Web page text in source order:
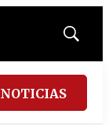
Mostrar